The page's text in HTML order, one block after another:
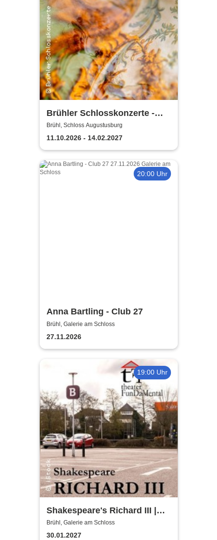
Brühler Schlosskonzerte -
Bach um vier 2026/27
Brühl, Schloss Augustusburg
11.10.2026 - 14.02.2027
20:00 Uhr
Anna Bartling - Club 27
Brühl, Galerie am Schloss
27.11.2026
19:00 Uhr
Shakespeare's Richard III |
Galerie am Schloss Brühl
Brühl, Galerie am Schloss
30.01.2027